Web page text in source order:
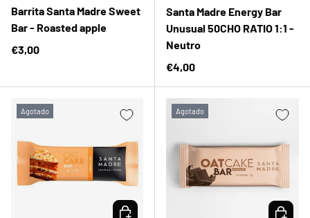
Barrita Santa Madre Sweet
Bar - Roasted apple
Precio normal
€3,00
Santa Madre Energy Bar
Unusual 50CHO RATIO 1:1 -
Neutro
Precio normal
€4,00
Agotado
ELEGIR OPCIONES
Agotado
ELEGIR